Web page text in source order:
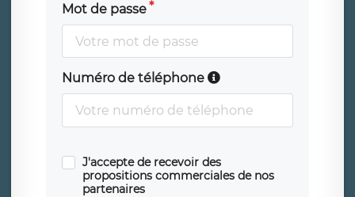
Mot de passe
Numéro de téléphone
J'accepte de recevoir des
propositions commerciales de nos
partenaires